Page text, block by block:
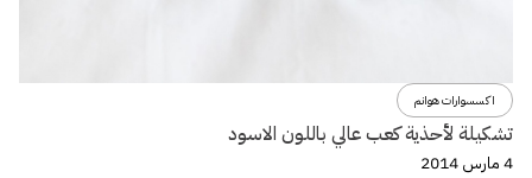
اكسسوارات هوانم
تشكيلة لأحذية كعب عالي باللون الاسود
4 مارس 2014